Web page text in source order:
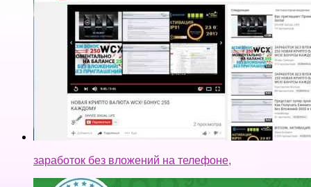
заработок без вложений на телефоне,